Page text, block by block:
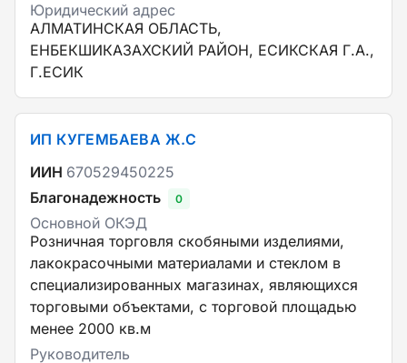
Юридический адрес
АЛМАТИНСКАЯ ОБЛАСТЬ,
ЕНБЕКШИКАЗАХСКИЙ РАЙОН, ЕСИКСКАЯ Г.А.,
Г.ЕСИК
ИП КУГЕМБАЕВА Ж.С
ИИН 670529450225
Благонадежность
0
Основной ОКЭД
Розничная торговля скобяными изделиями,
лакокрасочными материалами и стеклом в
специализированных магазинах, являющихся
торговыми объектами, с торговой площадью
менее 2000 кв.м
Руководитель